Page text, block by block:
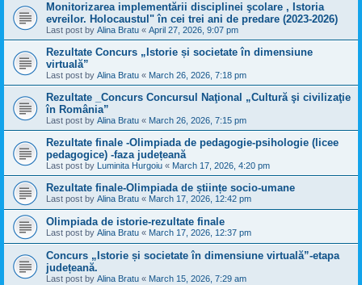
Monitorizarea implementării disciplinei şcolare , Istoria
evreilor. Holocaustul" în cei trei ani de predare (2023-2026)
Last post by Alina Bratu « April 27, 2026, 9:07 pm
Rezultate Concurs „Istorie și societate în dimensiune
virtuală”
Last post by Alina Bratu « March 26, 2026, 7:18 pm
Rezultate _Concurs Concursul Naţional „Cultură şi civilizaţie
în România”
Last post by Alina Bratu « March 26, 2026, 7:15 pm
Rezultate finale -Olimpiada de pedagogie-psihologie (licee
pedagogice) -faza județeană
Last post by Luminita Hurgoiu « March 17, 2026, 4:20 pm
Rezultate finale-Olimpiada de științe socio-umane
Last post by Alina Bratu « March 17, 2026, 12:42 pm
Olimpiada de istorie-rezultate finale
Last post by Alina Bratu « March 17, 2026, 12:37 pm
Concurs „Istorie și societate în dimensiune virtuală”-etapa
județeană.
Last post by Alina Bratu « March 15, 2026, 7:29 am